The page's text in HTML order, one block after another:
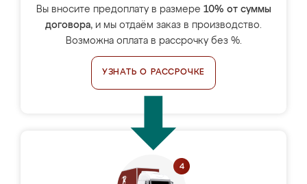
Вы вносите предоплату в размере 10% от суммы
договора, и мы отдаём заказ в производство.
Возможна оплата в рассрочку без %.
УЗНАТЬ О РАССРОЧКЕ